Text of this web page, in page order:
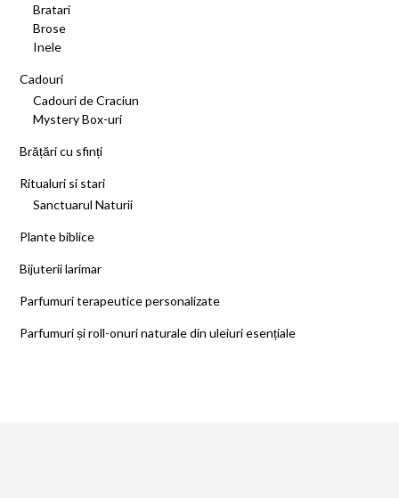
Bratari
Brose
Inele
Cadouri
Cadouri de Craciun
Mystery Box-uri
Brățări cu sfinți
Ritualuri si stari
Sanctuarul Naturii
Plante biblice
Bijuterii larimar
Parfumuri terapeutice personalizate
Parfumuri și roll-onuri naturale din uleiuri esențiale